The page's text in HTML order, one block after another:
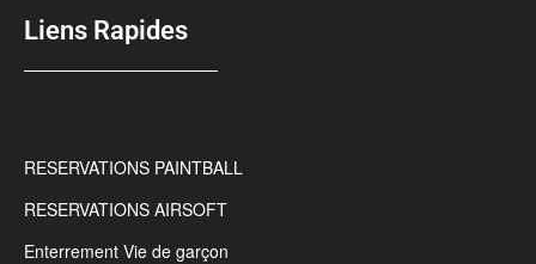
Liens Rapides
RESERVATIONS PAINTBALL
RESERVATIONS AIRSOFT
Enterrement Vie de garçon